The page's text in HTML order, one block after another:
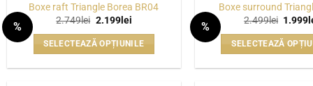
%
WISHLIST
Boxe raft Triangle Borea BR04
2.749lei Prețul
a
fost:
2.199leiPrețul
este:
2.199lei.
SELECTEAZĂ OPȚIUNILE
%
Boxe surround
2.499lei Prețul
a
fost:
1.999
SELECTEAZĂ